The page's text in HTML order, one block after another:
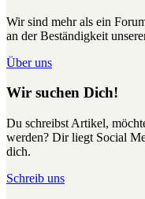
Wir sind mehr als ein
an der Beständigkeit
Über uns
Wir suchen Dich!
Du schreibst Artikel,
werden? Dir liegt Social
dich.
Schreib uns